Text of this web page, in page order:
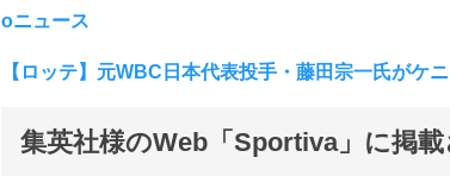
oニュース
【ロッテ】元WBC日本代表投手・藤田宗一氏がケ
集英社様のWeb「Sportiva」に掲載